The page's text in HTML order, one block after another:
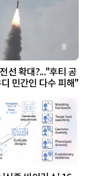
선 확대?..."후티 공
민간인 다수 피해"